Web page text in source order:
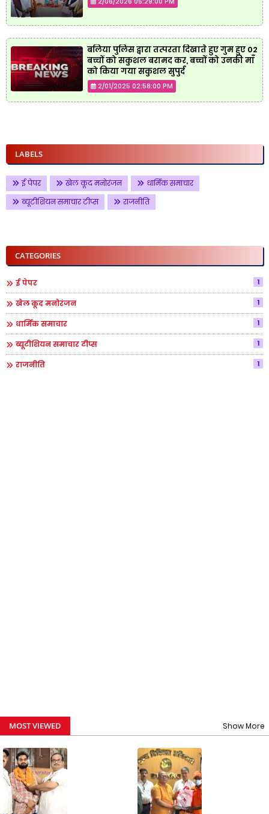
बलिया पुलिस द्वारा तत्परता दिखाते हुए गुम हुए 02
बच्चों को सकुशल बरामद कर, बच्चों को उनकी माँ
को किया गया सकुशल सुपुर्द
2/01/2025 02:58:00 PM
LABELS
ई पेपर खेल कूद मनोरंजन
धार्मिक समाचार
ब्यूटीशियन समाचार टीप्स
राजनीति
CATEGORIES
ई पेपर 1
खेल कूद मनोरंजन 1
धार्मिक समाचार 1
ब्यूटीशियन समाचार टीप्स 1
राजनीति 1
MOST VIEWED Show More